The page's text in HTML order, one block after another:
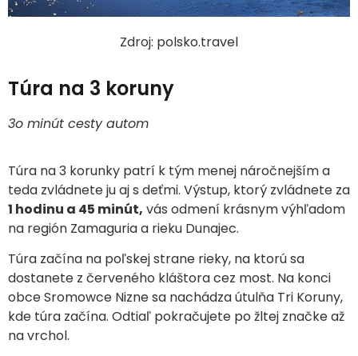
Zdroj: polsko.travel
Túra na 3 koruny
3o minút cesty autom
Túra na 3 korunky patrí k tým menej náročnejším a
teda zvládnete ju aj s deťmi. Výstup, ktorý zvládnete za
1 hodinu a 45 minút, vás odmení krásnym výhľadom
na región Zamaguria a rieku Dunajec.
Túra začína na poľskej strane rieky, na ktorú sa
dostanete z červeného kláštora cez most. Na konci
obceSromowce Nizne sa nachádza útulňa Tri Koruny,
kde túra začína. Odtiaľ pokračujete po žltej značke až
na vrchol.